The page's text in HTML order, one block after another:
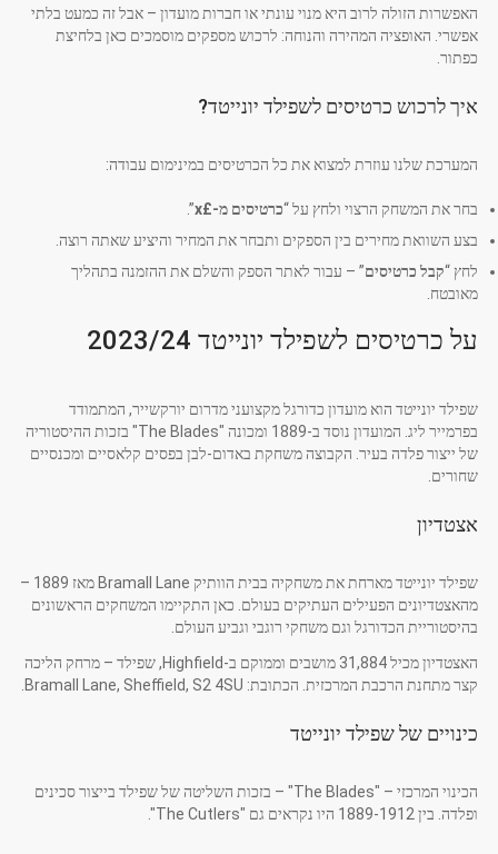
האפשרות הזולה לרוב היא מנוי עונתי או חברות מועדון – אבל זה כמעט בלתי
אפשרי. האופציה המהירה והנוחה: לרכוש מספקים מוסמכים כאן בלחיצת
כפתור.
איך לרכוש כרטיסים לשפילד יונייטד?
המערכת שלנו עוזרת למצוא את כל הכרטיסים במינימום עבודה:
בחר את המשחק הרצוי ולחץ על “כרטיסים מ-£x ”.
בצע השוואת מחירים בין הספקים ותבחר את המחיר והיציע שאתה רוצה.
לחץ “קבל כרטיסים” – עבור לאתר הספק והשלם את ההזמנה בתהליך
מאובטח.
על כרטיסים לשפילד יונייטד 2023/24
שפילד יונייטד הוא מועדון כדורגל מקצועני מדרום יורקשייר, המתמודד
בפרמייר ליג. המועדון נוסד ב-1889 ומכונה "The Blades" בזכות ההיסטוריה
של ייצור פלדה בעיר. הקבוצה משחקת באדום-לבן בפסים קלאסיים ומכנסיים
שחורים.
אצטדיון
שפילד יונייטד מארחת את משחקיה בבית הוותיק Bramall Lane מאז 1889 –
מהאצטדיונים הפעילים העתיקים בעולם. כאן התקיימו המשחקים הראשונים
בהיסטוריית הכדורגל וגם משחקי רוגבי וגביע העולם.
האצטדיון מכיל 31,884 מושבים וממוקם ב-Highfield, שפילד – מרחק הליכה
קצר מתחנת הרכבת המרכזית. הכתובת: Bramall Lane, Sheffield, S2 4SU.
כינויים של שפילד יונייטד
הכינוי המרכזי – "The Blades" – בזכות השליטה של שפילד בייצור סכינים
ופלדה. בין 1889-1912 היו נקראים גם "The Cutlers".